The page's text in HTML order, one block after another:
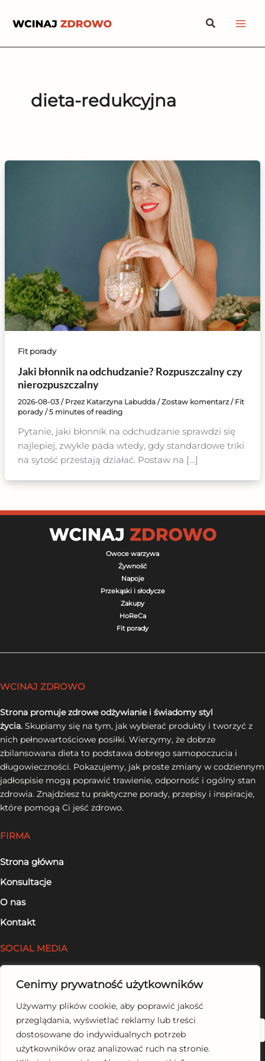
Cenimy prywatność użytkowników
Używamy plików cookie, aby poprawić jakość
przeglądania, wyświetlać reklamy lub treści
dostosowane do indywidualnych potrzeb
użytkowników oraz analizować ruch na stronie.
Szukaj
dieta-redukcyjna
Fit porady
Jaki błonnik na odchudzanie? Rozpuszczalny czy
nierozpuszczalny
2026-08-03 / Przez Katarzyna Labudda /Zostaw komentarz / Fit
porady/5 minutes of reading
Pytanie, jaki błonnik na odchudzanie sprawdzi się
najlepiej, zwykle pada wtedy, gdy standardowe triki
na sytość przestają działać. Postaw na […]
Owoce warzywa
Żywność
Napoje
Przekąski i słodycze
Zakupy
HoReCa
Fit porady
WCINAJ ZDROWO
Strona promuje zdrowe odżywianie i świadomy styl
życia. Skupiamy się na tym, jak wybierać produkty i tworzyć z
nich pełnowartościowe posiłki. Wierzymy, że dobrze
zbilansowana dieta to podstawa dobrego samopoczucia i
długowieczności. Pokazujemy, jak proste zmiany w codziennym
jadłospisie mogą poprawić trawienie, odporność i ogólny stan
zdrowia. Znajdziesz tu praktyczne porady, przepisy i inspiracje,
które pomogą Ci jeść zdrowo.
FIRMA
Strona główna
Konsultacje
O nas
Kontakt
SOCIAL MEDIA
Szukaj